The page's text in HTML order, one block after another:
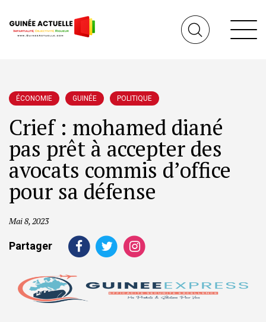
ÉCONOMIE GUINÉE POLITIQUE
Crief : mohamed diané
pas prêt à accepter des
avocats commis d’office
pour sa défense
Mai 8, 2023
Partager